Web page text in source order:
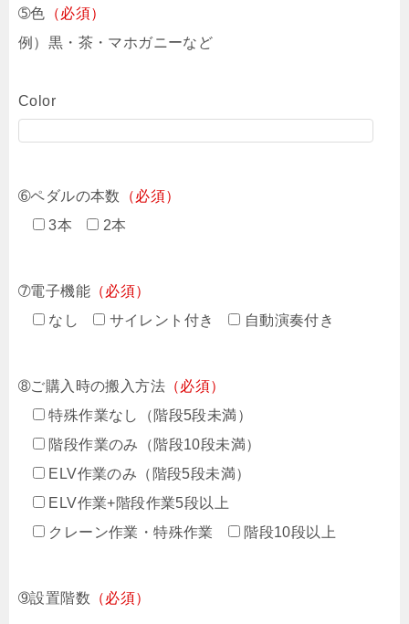
➄色 （必須）
例）黒・茶・マホガニーなど
Color
➅ペダルの本数
（必須）
3本
2本
➆電子機能 （必須）
なし
サイレント付き 自動演奏付き
➇ご購入時の搬入方法 （必須）
特殊作業なし（階段5段未満）
階段作業のみ（階段10段未満）
ELV作業のみ（階段5段未満）
ELV作業+階段作業5段以上
クレーン作業・特殊作業
階段10段以上
➈設置階数 （必須）